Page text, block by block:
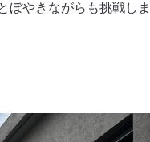
ぼやきながらも挑戦しま